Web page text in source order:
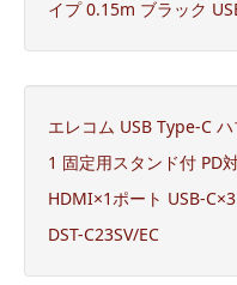
イプ 0.15m ブラック
エレコム USB Type-C
1 固定用スタンド付 PD
HDMI×1ポート USB-
DST-C23SV/EC